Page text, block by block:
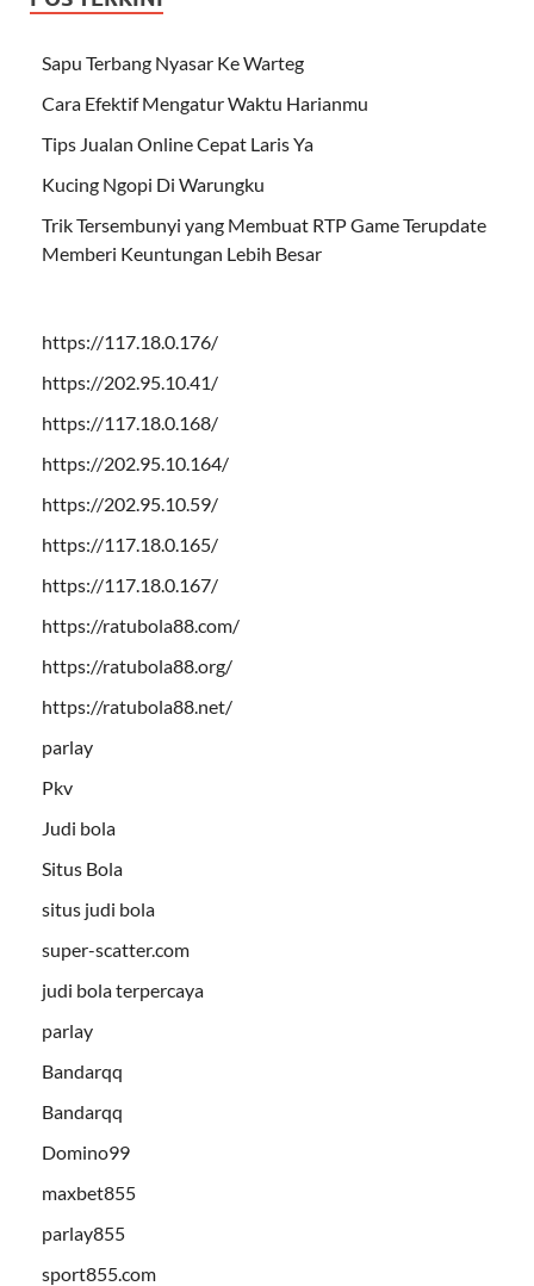
Sapu Terbang Nyasar Ke Warteg
Cara Efektif Mengatur Waktu Harianmu
Tips Jualan Online Cepat Laris Ya
Kucing Ngopi Di Warungku
Trik Tersembunyi yang Membuat RTP Game Terupdate
Memberi Keuntungan Lebih Besar
https://117.18.0.176/
https://202.95.10.41/
https://117.18.0.168/
https://202.95.10.164/
https://202.95.10.59/
https://117.18.0.165/
https://117.18.0.167/
https://ratubola88.com/
https://ratubola88.org/
https://ratubola88.net/
parlay
Pkv
Judi bola
Situs Bola
situs judi bola
super-scatter.com
judi bola terpercaya
parlay
Bandarqq
Bandarqq
Domino99
maxbet855
parlay855
sport855.com